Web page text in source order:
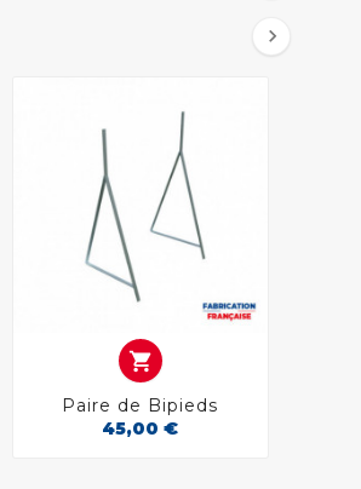


Paire de Bipieds
45,00 €